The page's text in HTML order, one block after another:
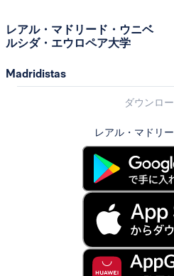
レアル・マドリード・ウニベ
ルシダ・エウロペア大学
Madridistas
ダウンロ
レアル・マドリ